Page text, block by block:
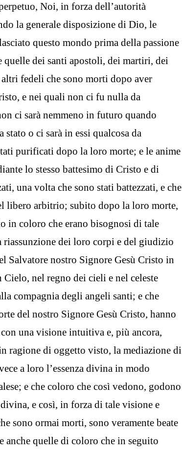
Noi, in forza dell’autorità
la generale disposizione di Dio, le
questo mondo prima della passione
quelle dei santi apostoli, dei martiri, dei
fedeli che sono morti dopo aver
e nei quali non ci fu nulla da
ci sarà nemmeno in futuro quando
o ci sarà in essi qualcosa da
purificati dopo la loro morte; e le anime
lo stesso battesimo di Cristo e di
una volta che sono stati battezzati, e che
libero arbitrio; subito dopo la loro morte,
in coloro che erano bisognosi di tale
dei loro corpi e del giudizio
Salvatore nostro Signore Gesù Cristo in
nel regno dei cieli e nel celeste
compagnia degli angeli santi; e che
del nostro Signore Gesù Cristo, hanno
una visione intuitiva e, più ancora,
ragione di oggetto visto, la mediazione di
a loro l’essenza divina in modo
e che coloro che così vedono, godono
divina, e così, in forza di tale visione e
sono ormai morti, sono veramente beate
anche quelle di coloro che in seguito